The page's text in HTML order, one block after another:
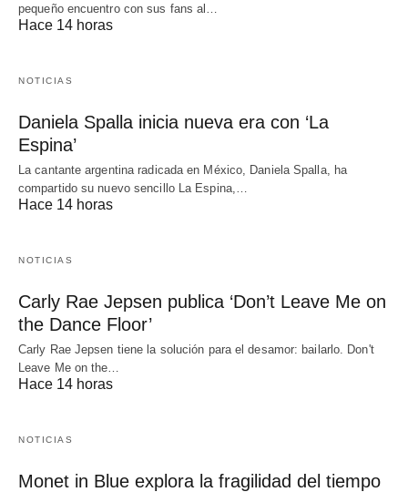
pequeño encuentro con sus fans al…
Hace 14 horas
NOTICIAS
Daniela Spalla inicia nueva era con ‘La
Espina’
La cantante argentina radicada en México, Daniela Spalla, ha
compartido su nuevo sencillo La Espina,…
Hace 14 horas
NOTICIAS
Carly Rae Jepsen publica ‘Don’t Leave Me on
the Dance Floor’
Carly Rae Jepsen tiene la solución para el desamor: bailarlo. Don't
Leave Me on the…
Hace 14 horas
NOTICIAS
Monet in Blue explora la fragilidad del tiempo